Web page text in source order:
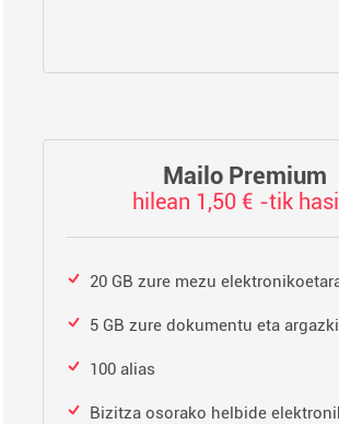
Mailo Premium
hilean 1,50 € -tik
20 GB zure mezu
5 GB zure dokumentu eta
100 alias
Bizitza osorako helbide